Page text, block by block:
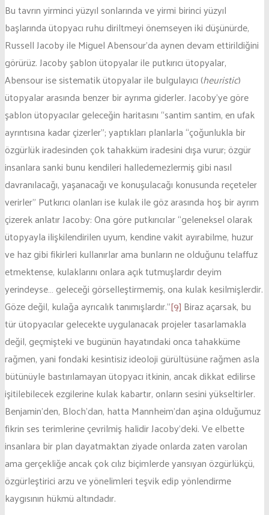
Bu tavrın yirminci yüzyıl sonlarında ve yirmi birinci yüzyıl
başlarında ütopyacı ruhu diriltmeyi önemseyen iki düşünürde,
Russell Jacoby ile Miguel Abensour’da aynen devam ettirildiğini
görürüz. Jacoby şablon ütopyalar ile putkırıcı ütopyalar,
Abensour ise sistematik ütopyalar ile bulgulayıcı (heuristic)
ütopyalar arasında benzer bir ayrıma giderler. Jacoby’ye göre
şablon ütopyacılar geleceğin haritasını “santim santim, en ufak
ayrıntısına kadar çizerler”; yaptıkları planlarla “çoğunlukla bir
özgürlük iradesinden çok tahakküm iradesini dışa vurur; özgür
insanlara sanki bunu kendileri halledemezlermiş gibi nasıl
davranılacağı, yaşanacağı ve konuşulacağı konusunda reçeteler
verirler” Putkırıcı olanları ise kulak ile göz arasında hoş bir ayrım
çizerek anlatır Jacoby: Ona göre putkırıcılar “geleneksel olarak
ütopyayla ilişkilendirilen uyum, kendine vakit ayırabilme, huzur
ve haz gibi fikirleri kullanırlar ama bunların ne olduğunu telaffuz
etmektense, kulaklarını onlara açık tutmuşlardır deyim
yerindeyse… geleceği görselleştirmemiş, ona kulak kesilmişlerdir.
Göze değil, kulağa ayrıcalık tanımışlardır.”[9] Biraz açarsak, bu
tür ütopyacılar gelecekte uygulanacak projeler tasarlamakla
değil, geçmişteki ve bugünün hayatındaki onca tahakküme
rağmen, yani fondaki kesintisiz ideoloji gürültüsüne rağmen asla
bütünüyle bastırılamayan ütopyacı itkinin, ancak dikkat edilirse
işitilebilecek ezgilerine kulak kabartır, onların sesini yükseltirler.
Benjamin’den, Bloch’dan, hatta Mannheim’dan aşina olduğumuz
fikrin ses terimlerine çevrilmiş halidir Jacoby’deki. Ve elbette
insanlara bir plan dayatmaktan ziyade onlarda zaten varolan
ama gerçekliğe ancak çok cılız biçimlerde yansıyan özgürlükçü,
özgürleştirici arzu ve yönelimleri teşvik edip yönlendirme
kaygısının hükmü altındadır.